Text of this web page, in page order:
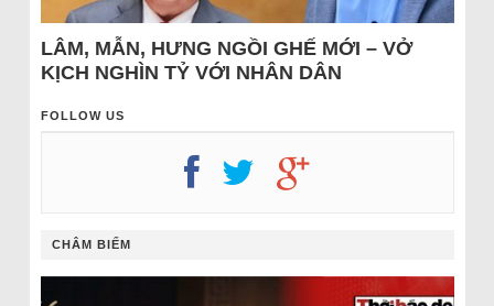
LÂM, MẪN, HƯNG NGỒI GHẾ MỚI – VỞ
KỊCH NGHÌN TỶ VỚI NHÂN DÂN
FOLLOW US
CHÂM BIẾM